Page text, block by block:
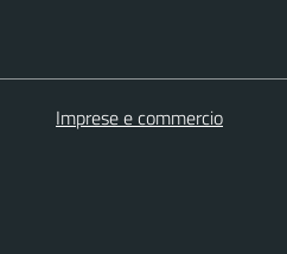
Imprese e commercio